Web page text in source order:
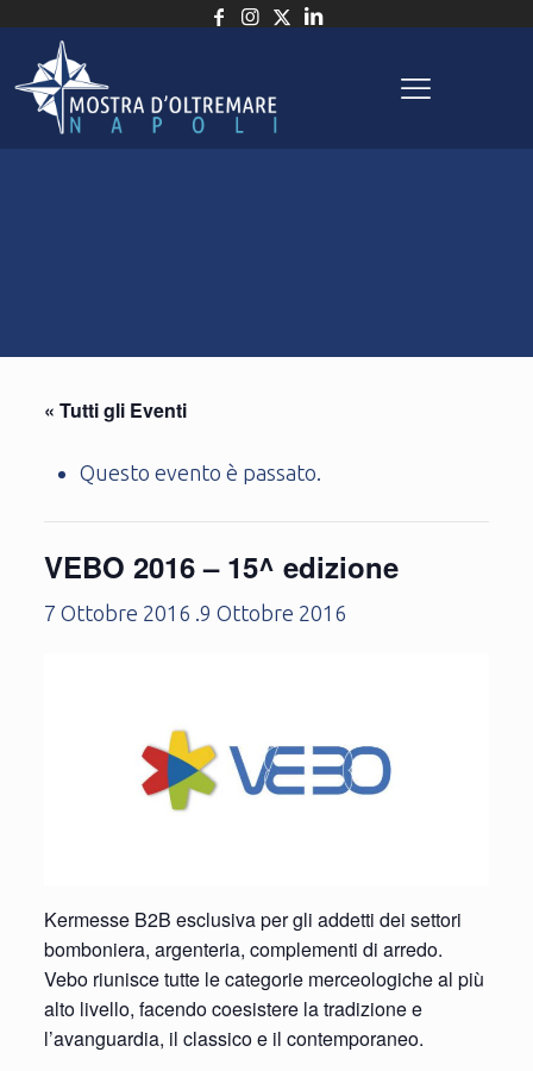
« Tutti gli Eventi
Questo evento è passato.
VEBO 2016 – 15^ edizione
7 Ottobre 2016 .9 Ottobre 2016
Kermesse B2B esclusiva per gli addetti dei settori
bomboniera, argenteria, complementi di arredo.
Vebo riunisce tutte le categorie merceologiche al più
alto livello, facendo coesistere la tradizione e
l’avanguardia, il classico e il contemporaneo.